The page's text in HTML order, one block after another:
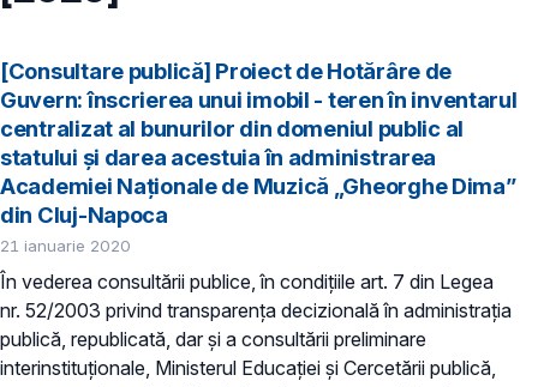
[Consultare publică] Proiect de Hotărâre de
Guvern: înscrierea unui imobil - teren în inventarul
centralizat al bunurilor din domeniul public al
statului și darea acestuia în administrarea
Academiei Naționale de Muzică „Gheorghe Dima”
din Cluj-Napoca
21 ianuarie 2020
În vederea consultării publice, în condiţiile art. 7 din Legea
nr. 52/2003 privind transparenţa decizională în administraţia
publică, republicată, dar și a consultării preliminare
interinstituționale, Ministerul Educaţiei și Cercetării publică,